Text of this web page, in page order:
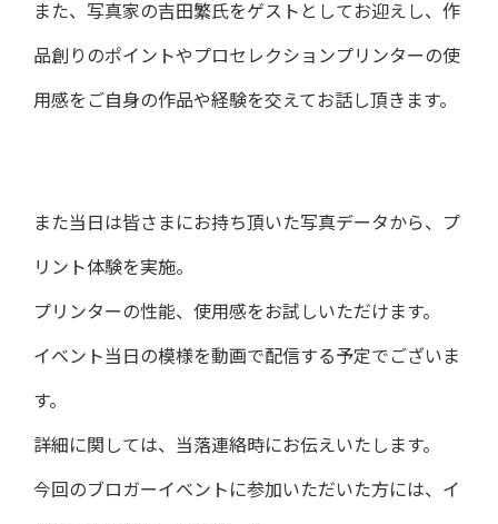
また、写真家の吉田繁氏をゲストとしてお迎えし、作
品創りのポイントやプロセレクションプリンターの使
用感をご自身の作品や経験を交えてお話し頂きます。
また当日は皆さまにお持ち頂いた写真データから、プ
リント体験を実施。
プリンターの性能、使用感をお試しいただけます。
イベント当日の模様を動画で配信する予定でございま
す。
詳細に関しては、当落連絡時にお伝えいたします。
今回のブロガーイベントに参加いただいた方には、イ